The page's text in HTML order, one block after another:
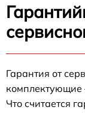
Гарантия от
Что считается